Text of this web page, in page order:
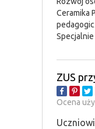
Ceramika
ZUS
Ocena